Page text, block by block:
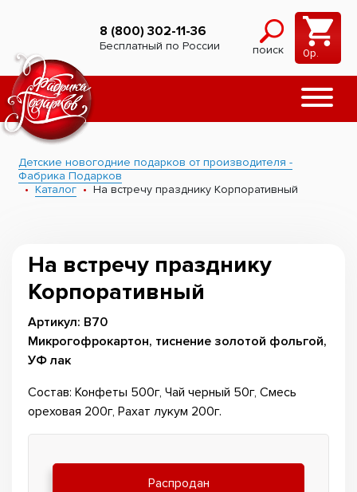
8 (800) 302-11-36
Бесплатный по России поиск 0р.
Детские новогодние подарков от производителя -
Фабрика Подарков
Каталог
На встречу празднику Корпоративный
На встречу празднику
Корпоративный
Артикул: В70
Микрогофрокартон, тиснение золотой фольгой,
УФ лак
Состав: Конфеты 500г, Чай черный 50г, Смесь
ореховая 200г, Рахат лукум 200г.
Распродан